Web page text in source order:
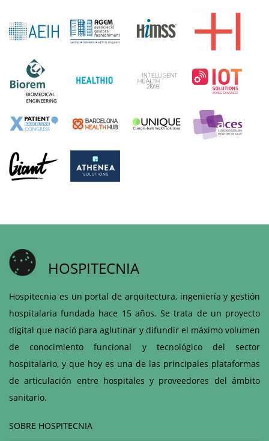
HOSPITECNIA
Hospitecnia es un portal de arquitectura, ingeniería y gestión
hospitalaria fundada hace 15 años. Se trata de un proyecto
digital que nació para aglutinar y difundir el máximo volumen
de conocimiento funcional y tecnológico del sector
hospitalario, y que hoy es una de las principales plataformas
de articulación entre hospitales y proveedores del ámbito
sanitario.
SOBRE HOSPITECNIA